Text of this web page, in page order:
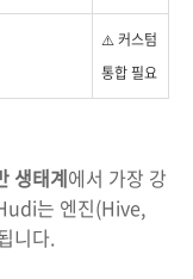
⚠️ 커스텀
통합 필요
생태계에서 가장 강
는 엔진(Hive,
니다.